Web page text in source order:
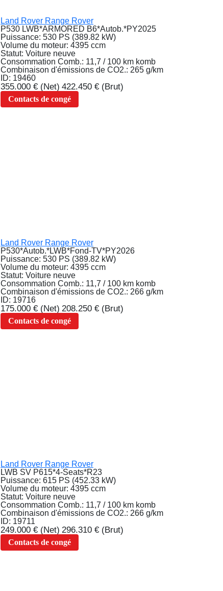
Land Rover Range Rover
P530 LWB*ARMORED B6*Autob.*PY2025
Puissance: 530 PS (389.82 kW)
Volume du moteur: 4395 ccm
Statut: Voiture neuve
Consommation Comb.: 11,7 / 100 km komb
Combinaison d'émissions de CO2.: 265 g/km
ID: 19460
355.000 € (Net) 422.450 € (Brut)
Contacts de congé
Land Rover Range Rover
P530*Autob.*LWB*Fond-TV*PY2026
Puissance: 530 PS (389.82 kW)
Volume du moteur: 4395 ccm
Statut: Voiture neuve
Consommation Comb.: 11,7 / 100 km komb
Combinaison d'émissions de CO2.: 266 g/km
ID: 19716
175.000 € (Net) 208.250 € (Brut)
Contacts de congé
Land Rover Range Rover
LWB SV P615*4-Seats*R23
Puissance: 615 PS (452.33 kW)
Volume du moteur: 4395 ccm
Statut: Voiture neuve
Consommation Comb.: 11,7 / 100 km komb
Combinaison d'émissions de CO2.: 266 g/km
ID: 19711
249.000 € (Net) 296.310 € (Brut)
Contacts de congé